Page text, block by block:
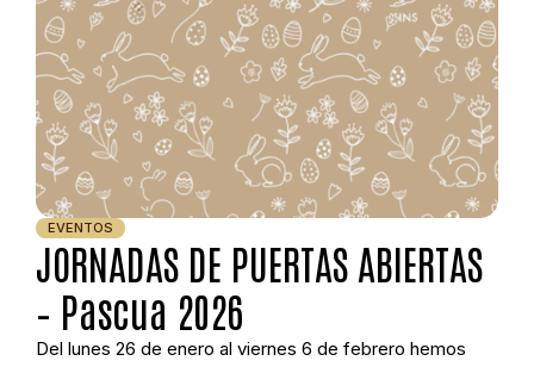
JORNADAS DE PUERTAS ABIERTAS
– Pascua 2026
EVENTOS
Del lunes 26 de enero al viernes 6 de febrero hemos